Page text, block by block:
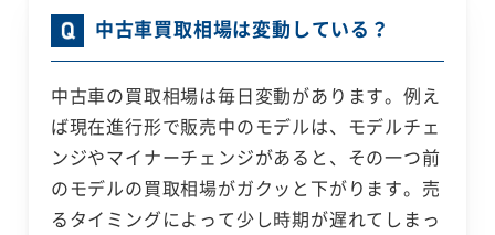
中古車買取相場は変動している？
中古車の買取相場は毎日変動があります。例え
ば現在進行形で販売中のモデルは、モデルチェ
ンジやマイナーチェンジがあると、その一つ前
のモデルの買取相場がガクッと下がります。売
るタイミングによって少し時期が遅れてしまっ